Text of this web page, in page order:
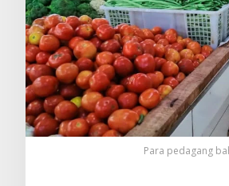
Para pedagang